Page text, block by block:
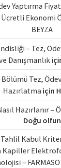
Yaptırma
Ekonomi
BEYZA
– Tez,
Danışmanlık
Tez,
Hazırlatma için
Hazırlanır –
Doğu olfun
Kabul
Kapiller
–